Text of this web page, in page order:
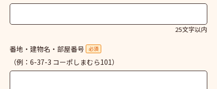
25文字以内
番地・建物名・部屋番号 必須
（例：6-37-3 コーポしまむら101）